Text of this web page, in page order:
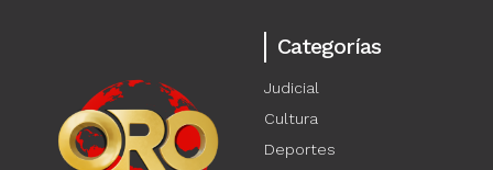
Categorías
Judicial
Cultura
Deportes